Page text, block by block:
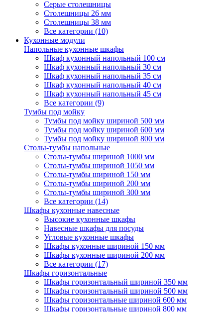
Серые столешницы
Столешницы 26 мм
Столешницы 38 мм
Все категории (10)
Кухонные модули
Напольные кухонные шкафы
Шкаф кухонный напольный 100 см
Шкаф кухонный напольный 30 см
Шкаф кухонный напольный 35 см
Шкаф кухонный напольный 40 см
Шкаф кухонный напольный 45 см
Все категории (9)
Тумбы под мойку
Тумбы под мойку шириной 500 мм
Тумбы под мойку шириной 600 мм
Тумбы под мойку шириной 800 мм
Столы-тумбы напольные
Столы-тумбы шириной 1000 мм
Столы-тумбы шириной 1050 мм
Столы-тумбы шириной 150 мм
Столы-тумбы шириной 200 мм
Столы-тумбы шириной 300 мм
Все категории (14)
Шкафы кухонные навесные
Высокие кухонные шкафы
Навесные шкафы для посуды
Угловые кухонные шкафы
Шкафы кухонные шириной 150 мм
Шкафы кухонные шириной 200 мм
Все категории (17)
Шкафы горизонтальные
Шкафы горизонтальный шириной 350 мм
Шкафы горизонтальный шириной 500 мм
Шкафы горизонтальные шириной 600 мм
Шкафы горизонтальные шириной 800 мм